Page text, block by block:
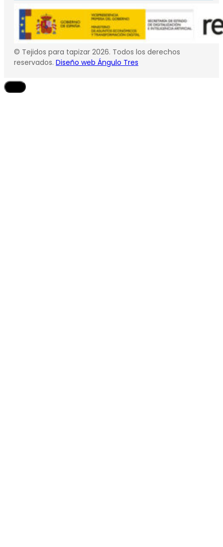
© Tejidos para tapizar 2026. Todos los derechos
reservados. Diseño web Ángulo Tres